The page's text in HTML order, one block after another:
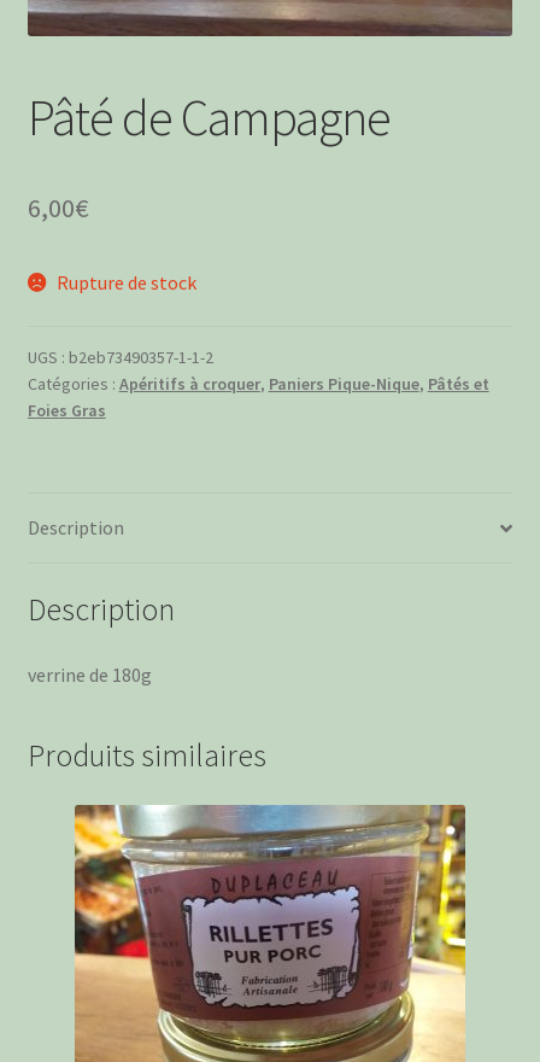
menu
enfant
Boissons Alcoolisées
Ouvrir
Pâté de Campagne
6,00€
Rupture de stock
UGS : b2eb73490357-1-1-2
Catégories : Apéritifs à croquer, Paniers Pique-Nique, Pâtés et
Foies Gras
Description
Description
verrine de 180g
Produits similaires